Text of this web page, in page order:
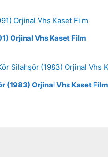
Orjinal Vhs Kaset Film
(1983) Orjinal Vhs Kaset Film